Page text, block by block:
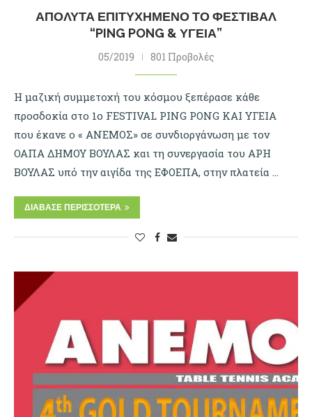
ΑΠΌΛΥΤΑ ΕΠΙΤΥΧΗΜΈΝΟ ΤΟ ΦΕΣΤΙΒΆΛ
“PING PONG & ΥΓΕΊΑ”
05/2019 801 Προβολές
Η μαζική συμμετοχή του κόσμου ξεπέρασε κάθε
προσδοκία στο 1ο FESTIVAL PING PONG ΚΑΙ ΥΓΕΙΑ
που έκανε ο « ΑΝΕΜΟΣ» σε συνδιοργάνωση με τον
ΟΑΠΑ ΔΗΜΟΥ ΒΟΥΛΑΣ και τη συνεργασία του ΑΡΗ
ΒΟΥΛΑΣ υπό την αιγίδα της ΕΦΟΕΠΑ, στην πλατεία …
ΔΙΆΒΑΣΕ ΠΕΡΙΣΣΌΤΕΡΑ